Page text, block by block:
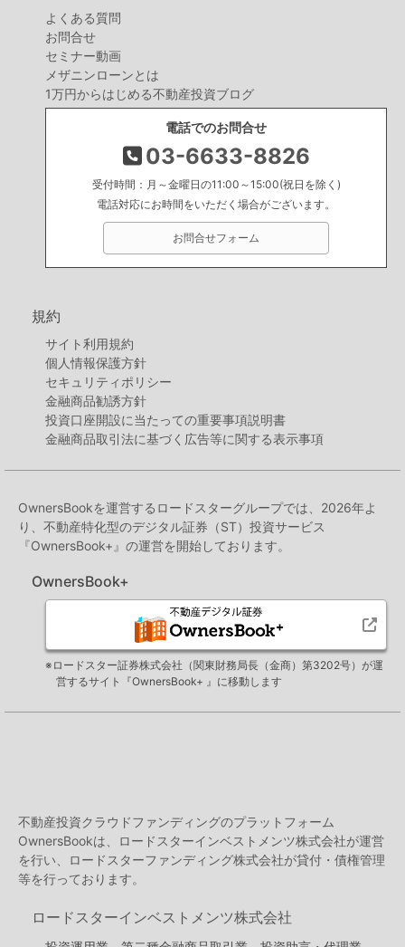
よくある質問
お問合せ
セミナー動画
メザニンローンとは
1万円からはじめる不動産投資ブログ
電話でのお問合せ
03-6633-8826
受付時間：月～金曜日の11:00～15:00(祝日を除く)
電話対応にお時間をいただく場合がございます。
お問合せフォーム
規約
サイト利用規約
個人情報保護方針
セキュリティポリシー
金融商品勧誘方針
投資口座開設に当たっての重要事項説明書
金融商品取引法に基づく広告等に関する表示事項
OwnersBookを運営するロードスターグループでは、2026年よ
り、不動産特化型のデジタル証券（ST）投資サービス
『OwnersBook+』の運営を開始しております。
OwnersBook+
※ロードスター証券株式会社（関東財務局長（金商）第3202号）が運
営するサイト『OwnersBook+ 』に移動します
不動産投資クラウドファンディングのプラットフォーム
OwnersBookは、ロードスターインベストメンツ株式会社が運営
を行い、ロードスターファンディング株式会社が貸付・債権管理
等を行っております。
ロードスターインベストメンツ株式会社